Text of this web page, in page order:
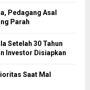
Pedagang Asal
Parah
Setelah 30 Tahun
Investor Disiapkan
Saat Mal